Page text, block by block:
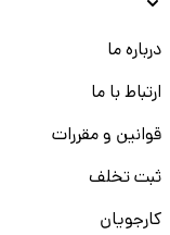
درباره ما
ارتباط با ما
قوانین و مقررات
ثبت تخلف
کارجویان